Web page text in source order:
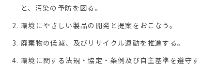
と、汚染の予防を図る。
環境にやさしい製品の開発と提案をおこなう。
廃棄物の低減、及びリサイクル運動を推進する。
環境に関する法規・協定・条例及び自主基準を遵守す